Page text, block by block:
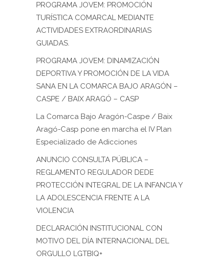
PROGRAMA JOVEM: PROMOCIÓN
TURÍSTICA COMARCAL MEDIANTE
ACTIVIDADES EXTRAORDINARIAS
GUIADAS.
PROGRAMA JOVEM: DINAMIZACIÓN
DEPORTIVA Y PROMOCIÓN DE LA VIDA
SANA EN LA COMARCA BAJO ARAGÓN –
CASPE / BAIX ARAGÓ – CASP
La Comarca Bajo Aragón-Caspe / Baix
Aragó-Casp pone en marcha el IV Plan
Especializado de Adicciones
ANUNCIO CONSULTA PÚBLICA –
REGLAMENTO REGULADOR DEDE
PROTECCIÓN INTEGRAL DE LA INFANCIA Y
LA ADOLESCENCIA FRENTE A LA
VIOLENCIA
DECLARACIÓN INSTITUCIONAL CON
MOTIVO DEL DÍA INTERNACIONAL DEL
ORGULLO LGTBIQ+